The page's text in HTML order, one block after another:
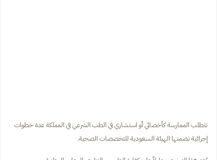
تتطلب الممارسة كأخصائي أو استشاري في الطب الشرعي في المملكة عدة خطوات
إجرائية تضمنها الهيئة السعودية للتخصصات الصحية.